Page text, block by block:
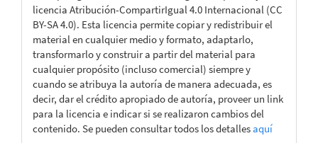
licencia Atribución-CompartirIgual 4.0 Internacional (CC
BY-SA 4.0). Esta licencia permite copiar y redistribuir el
material en cualquier medio y formato, adaptarlo,
transformarlo y construir a partir del material para
cualquier propósito (incluso comercial) siempre y
cuando se atribuya la autoría de manera adecuada, es
decir, dar el crédito apropiado de autoría, proveer un link
para la licencia e indicar si se realizaron cambios del
contenido. Se pueden consultar todos los detallesaquí